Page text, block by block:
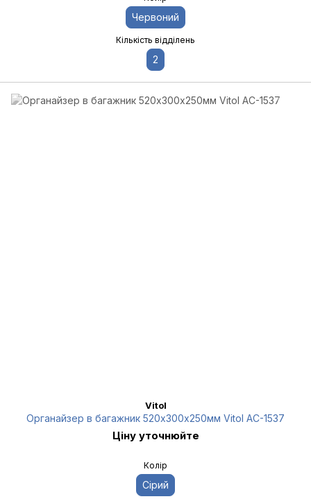
Червоний
Кількість відділень
2
Vitol
Органайзер в багажник 520х300х250мм Vitol AC-1537
Ціну уточнюйте
Колір
Сірий